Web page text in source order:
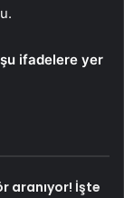
şu ifadelere yer
aranıyor! İşte